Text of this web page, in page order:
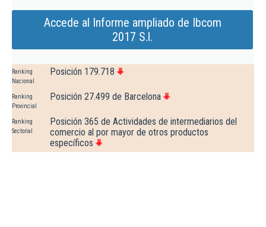
Accede al Informe ampliado de Ibcom
2017 S.l.
Ranking
Nacional
Posición 179.718
Ranking
Provincial
Posición 27.499 de Barcelona
Ranking
Sectorial
Posición 365 de Actividades de intermediarios del
comercio al por mayor de otros productos
específicos